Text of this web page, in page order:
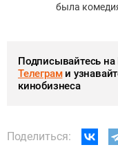
была
Подписывайтесь на
Телеграми
кинобизнеса
Поделиться: